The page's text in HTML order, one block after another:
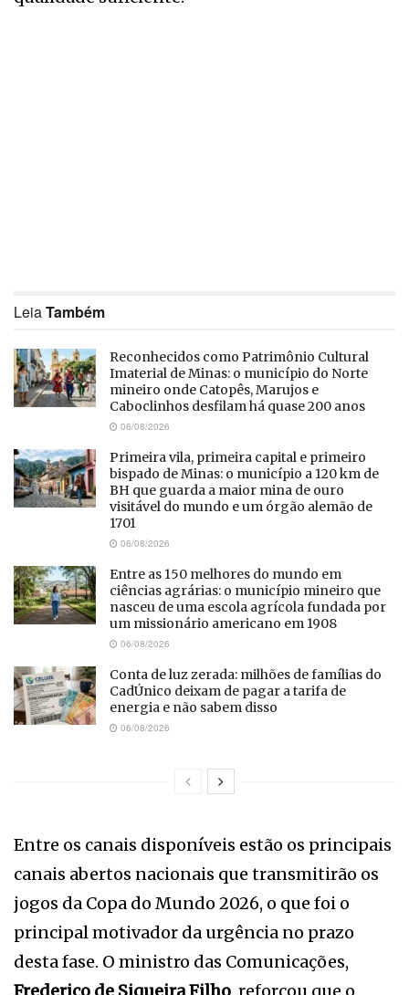
LeiaTambém
Reconhecidos como Patrimônio Cultural
Imaterial de Minas: o município do Norte
mineiro onde Catopês, Marujos e
Caboclinhos desfilam há quase 200 anos
06/08/2026
Primeira vila, primeira capital e primeiro
bispado de Minas: o município a 120 km de
BH que guarda a maior mina de ouro
visitável do mundo e um órgão alemão de
1701
06/08/2026
Entre as 150 melhores do mundo em
ciências agrárias: o município mineiro que
nasceu de uma escola agrícola fundada por
um missionário americano em 1908
06/08/2026
Conta de luz zerada: milhões de famílias do
CadÚnico deixam de pagar a tarifa de
energia e não sabem disso
06/08/2026
Entre os canais disponíveis estão os principais
canais abertos nacionais que transmitirão os
jogos da Copa do Mundo 2026, o que foi o
principal motivador da urgência no prazo
desta fase. O ministro das Comunicações,
Frederico de Siqueira Filho, reforçou que o